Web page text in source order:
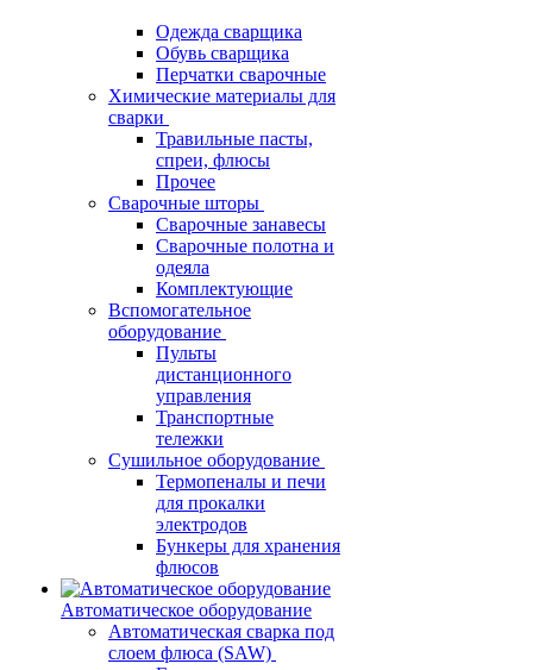
Одежда сварщика
Обувь сварщика
Перчатки сварочные
Химические материалы для
сварки
Травильные пасты,
спреи, флюсы
Прочее
Сварочные шторы
Сварочные занавесы
Сварочные полотна и
одеяла
Комплектующие
Вспомогательное
оборудование
Пульты
дистанционного
управления
Транспортные
тележки
Сушильное оборудование
Термопеналы и печи
для прокалки
электродов
Бункеры для хранения
флюсов
Автоматическое оборудование
Автоматическая сварка под
слоем флюса (SAW)